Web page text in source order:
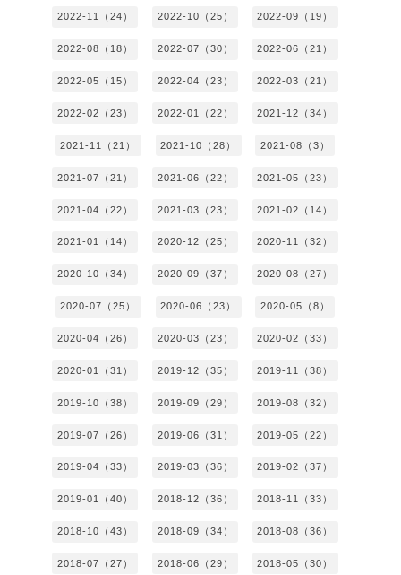
2022-11（24） 2022-10（25） 2022-09（19）
2022-08（18） 2022-07（30） 2022-06（21）
2022-05（15） 2022-04（23） 2022-03（21）
2022-02（23） 2022-01（22） 2021-12（34）
2021-11（21） 2021-10（28） 2021-08（3）
2021-07（21） 2021-06（22） 2021-05（23）
2021-04（22） 2021-03（23） 2021-02（14）
2021-01（14） 2020-12（25） 2020-11（32）
2020-10（34） 2020-09（37） 2020-08（27）
2020-07（25） 2020-06（23） 2020-05（8）
2020-04（26） 2020-03（23） 2020-02（33）
2020-01（31） 2019-12（35） 2019-11（38）
2019-10（38） 2019-09（29） 2019-08（32）
2019-07（26） 2019-06（31） 2019-05（22）
2019-04（33） 2019-03（36） 2019-02（37）
2019-01（40） 2018-12（36） 2018-11（33）
2018-10（43） 2018-09（34） 2018-08（36）
2018-07（27） 2018-06（29） 2018-05（30）